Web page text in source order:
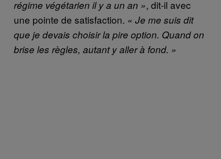
régime végétarien il y a un an », dit-il avec
une pointe de satisfaction. « Je me suis dit
que je devais choisir la pire option. Quand on
brise les règles, autant y aller à fond. »